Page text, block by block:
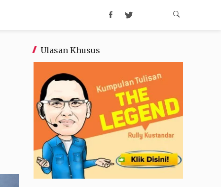
Ulasan Khusus